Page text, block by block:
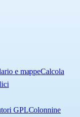
e mappeCalcola
GPLColonnine